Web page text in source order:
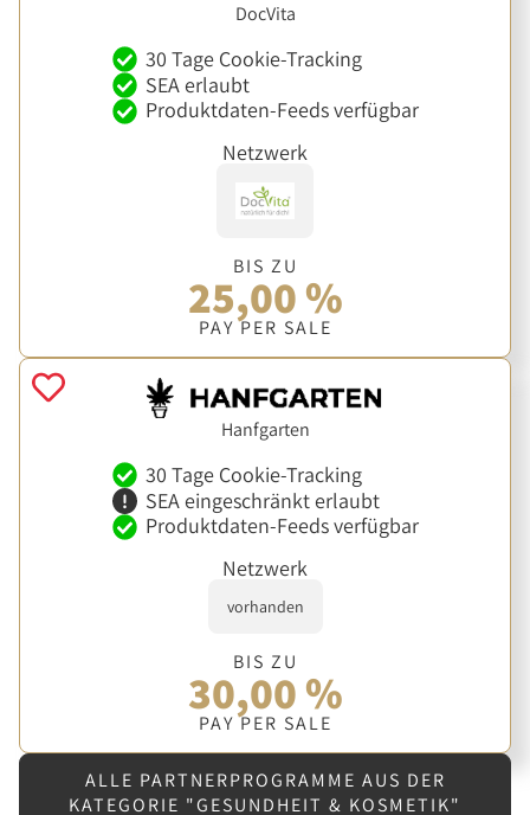
DocVita
30 Tage Cookie-Tracking
SEA erlaubt
Produktdaten-Feeds verfügbar
Netzwerk
BIS ZU
25,00 %
PAY PER SALE
Hanfgarten
30 Tage Cookie-Tracking
SEA eingeschränkt erlaubt
Produktdaten-Feeds verfügbar
Netzwerk
vorhanden
BIS ZU
30,00 %
PAY PER SALE
ALLE PARTNERPROGRAMME AUS DER
KATEGORIE "GESUNDHEIT & KOSMETIK"